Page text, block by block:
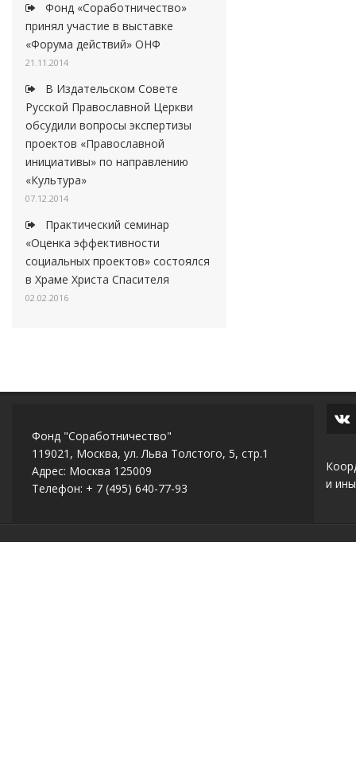
Фонд «Соработничество»
принял участие в выставке
«Форума действий» ОНФ
21.11.2014
В Издательском Совете
Русской Православной Церкви
обсудили вопросы экспертизы
проектов «Православной
инициативы» по направлению
«Культура»
07.12.2014
Практический семинар
«Оценка эффективности
социальных проектов» состоялся
в Храме Христа Спасителя
02.02.2016
Фонд "Соработничество"
119021, Москва, ул. Льва Толстого, 5, стр.1
Адрес: Москва 125009
Телефон: + 7 (495) 640-77-93
и